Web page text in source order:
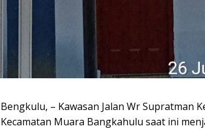
Bengkulu, – Kawasan Jalan Wr Supratman
Kecamatan Muara Bangkahulu saat ini